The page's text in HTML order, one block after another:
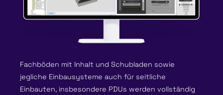
Fachböden mit Inhalt und Schubladen sowie
jegliche Einbausysteme auch für seitliche
Einbauten, insbesondere PDUs werden vollständig